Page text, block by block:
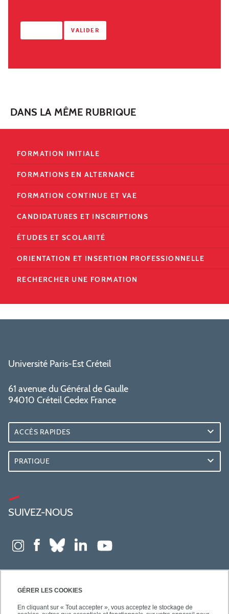
GÉRER LES COOKIES
En cliquant sur « Tout accepter », vous acceptez le stockage de
DANS LA MÊME RUBRIQUE
FORMATION INITIALE
FORMATIONS EN ALTERNANCE
FORMATION CONTINUE ET VAE
CANDIDATURES ET INSCRIPTIONS
ÉTUDES ET SCOLARITÉ
ORIENTATION ET INSERTION PROFESSIONNELLE
RECHERCHER UNE FORMATION
Université Paris-Est Créteil
61 avenue du Général de Gaulle
94010 Créteil Cedex France
ACCÈS RAPIDES
PRATIQUE
SUIVEZ-NOUS